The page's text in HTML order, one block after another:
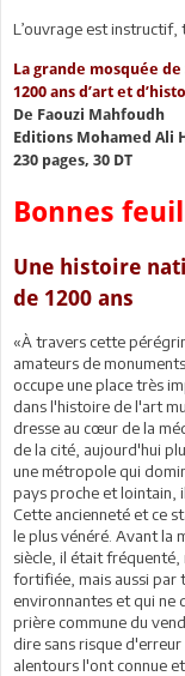
L’ouvrage est instructif,
La grande mosquée de
1200 ans d’art et
De Faouzi Mahfoudh
Editions Mohamed Ali
230 pages, 30 DT
Bonnes
Une histoire
de 1200 ans
«À travers cette
amateurs de
occupe une place très
dans l'histoire de l'art
dresse au cœur de la
de la cité, aujourd'hui
une métropole qui
pays proche et lointain,
Cette ancienneté et ce
le plus vénéré. Avant la
siècle, il était fréquenté,
fortifiée, mais aussi par
environnantes et qui ne
prière commune du
dire sans risque
alentours l'ont connue